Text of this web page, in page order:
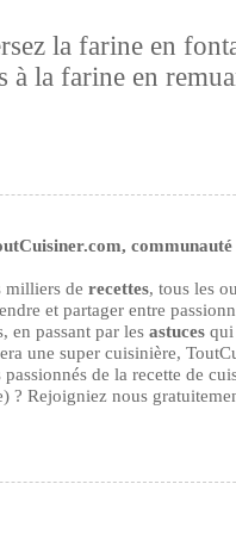
la farine en
à la farine en
communauté
milliers de recettes, tous les
et partager entre
en passant par les astuces qui
une super cuisinière,
de la recette de
? Rejoigniez nous